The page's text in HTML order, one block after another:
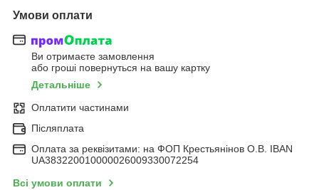
Умови оплати
Ви отримаєте замовлення
або гроші повернуться на вашу картку
Детальніше
Оплатити частинами
Післяплата
Оплата за реквізитами: на ФОП Крестьянінов О.В. IBAN
UA383220010000026009330072254
Всі умови оплати